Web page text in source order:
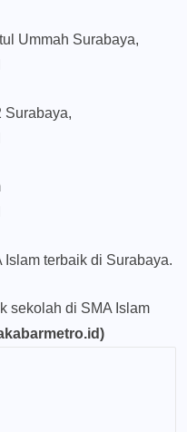
Ummah Surabaya,
Surabaya,
Islam terbaik di Surabaya.
sekolah di SMA Islam